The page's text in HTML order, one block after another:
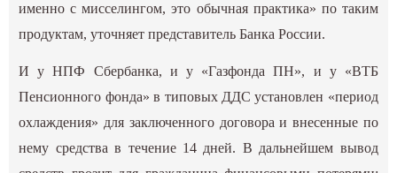
именно с мисселингом, это обычная практика» по таким
продуктам, уточняет представитель Банка России.
И у НПФ Сбербанка, и у «Газфонда ПН», и у «ВТБ
Пенсионного фонда» в типовых ДДС установлен «период
охлаждения» для заключенного договора и внесенные по
нему средства в течение 14 дней. В дальнейшем вывод